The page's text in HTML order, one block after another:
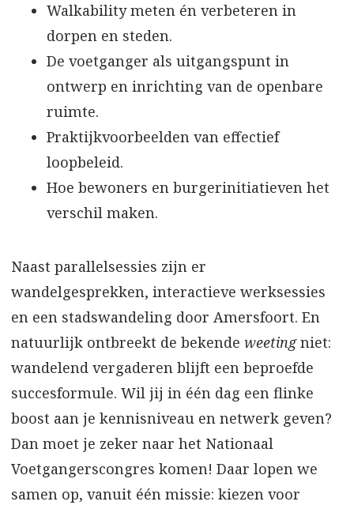
Walkability meten én verbeteren in
dorpen en steden.
De voetganger als uitgangspunt in
ontwerp en inrichting van de openbare
ruimte.
Praktijkvoorbeelden van effectief
loopbeleid.
Hoe bewoners en burgerinitiatieven het
verschil maken.
Naast parallelsessies zijn er
wandelgesprekken, interactieve werksessies
en een stadswandeling door Amersfoort. En
natuurlijk ontbreekt de bekende weetingniet:
wandelend vergaderen blijft een beproefde
succesformule. Wil jij in één dag een flinke
boost aan je kennisniveau en netwerk geven?
Dan moet je zeker naar het Nationaal
Voetgangerscongres komen! Daar lopen we
samen op, vanuit één missie: kiezen voor